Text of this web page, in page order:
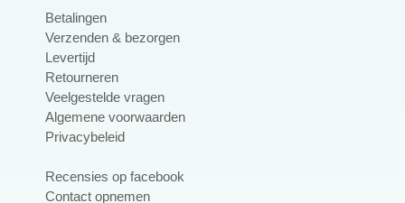
Betalingen
Verzenden & bezorgen
Levertijd
Retourneren
Veelgestelde vragen
Algemene voorwaarden
Privacybeleid
Recensies op facebook
Contact opnemen